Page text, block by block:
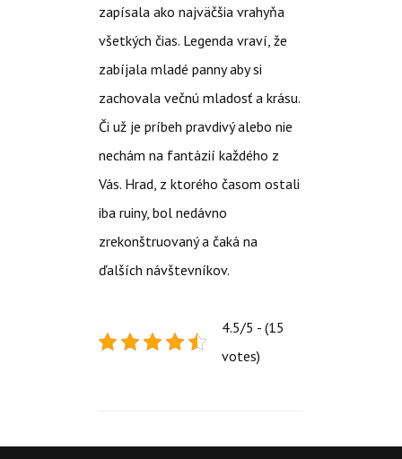
zapísala ako najväčšia vrahyňa
všetkých čias. Legenda vraví, že
zabíjala mladé panny aby si
zachovala večnú mladosť a krásu.
Či už je príbeh pravdivý alebo nie
nechám na fantázií každého z
Vás. Hrad, z ktorého časom ostali
iba ruiny, bol nedávno
zrekonštruovaný a čaká na
ďalších návštevníkov.
4.5/5 - (15
votes)